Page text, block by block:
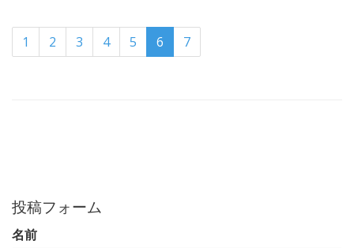
1 2 3 4 5 6 7
投稿フォーム
名前